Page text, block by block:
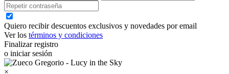
Quiero recibir descuentos exclusivos y novedades por email
Ver los términos y condiciones
Finalizar registro
o iniciar sesión
×